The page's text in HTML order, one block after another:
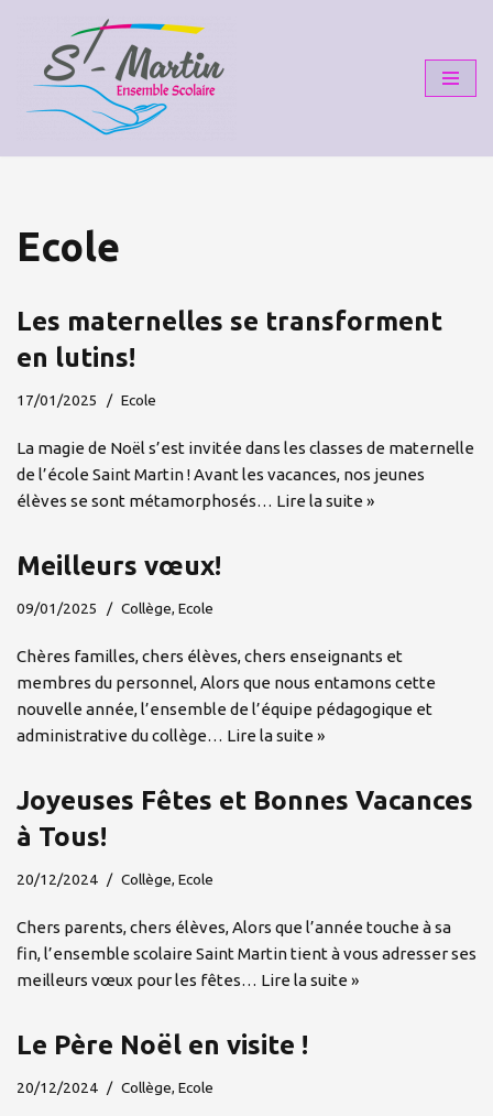
Aller
au
contenu
Ecole
Les maternelles se transforment
en lutins!
17/01/2025 Ecole
La magie de Noël s’est invitée dans les classes de maternelle
de l’école Saint Martin ! Avant les vacances, nos jeunes
élèves se sont métamorphosés… Lire la suite »
Meilleurs vœux!
09/01/2025 Collège, Ecole
Chères familles, chers élèves, chers enseignants et
membres du personnel, Alors que nous entamons cette
nouvelle année, l’ensemble de l’équipe pédagogique et
administrative du collège… Lire la suite »
Joyeuses Fêtes et Bonnes Vacances
à Tous!
20/12/2024 Collège, Ecole
Chers parents, chers élèves, Alors que l’année touche à sa
fin, l’ensemble scolaire Saint Martin tient à vous adresser ses
meilleurs vœux pour les fêtes… Lire la suite »
Le Père Noël en visite !
20/12/2024 Collège, Ecole